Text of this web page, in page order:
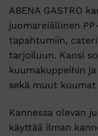
ABENA GASTRO
juomareiällinen
tapahtumiin,
tarjoiluun. Kansi
kuumakuppeihin
sekä muut
Kannessa olevan
käyttää ilman